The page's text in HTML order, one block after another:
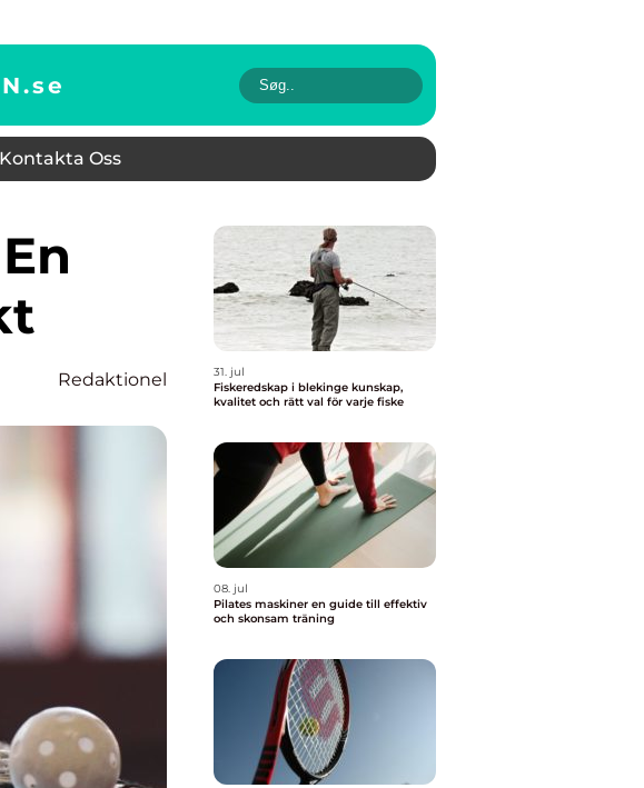
se
Kontakta Oss
Redaktionel
31. jul
Fiskeredskap i blekinge kunskap,
kvalitet och rätt val för varje fiske
08. jul
Pilates maskiner en guide till effektiv
och skonsam träning